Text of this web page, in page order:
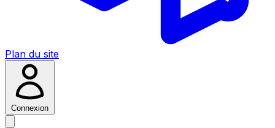
Plan du site
Connexion